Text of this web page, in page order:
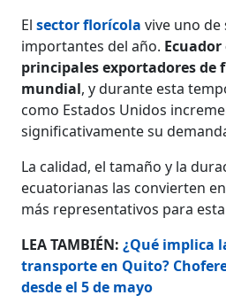
El sector florícola vive uno
importantes del año.
principales exportadores de
mundial, y durante esta
como Estados Unidos
significativamente su
La calidad, el tamaño y la
ecuatorianas las convierten
más representativos para
LEA TAMBIÉN:¿Qué implica
transporte en Quito?
desde el 5 de mayo